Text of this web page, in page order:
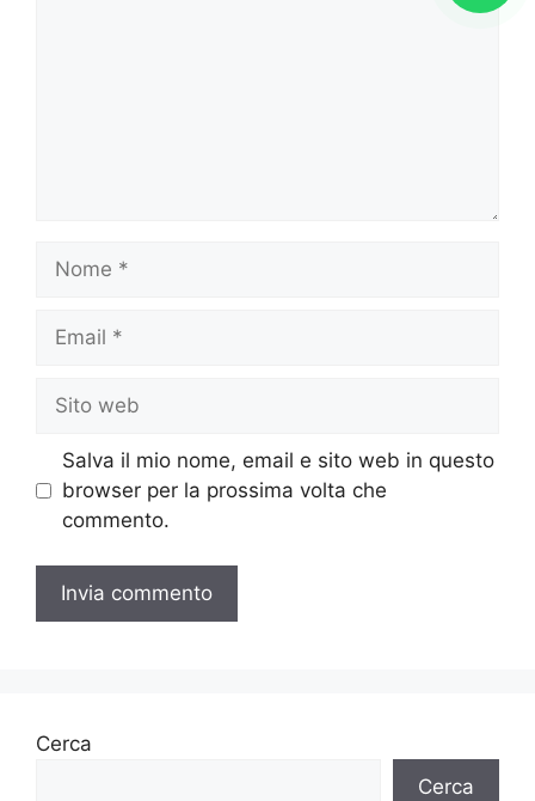
web
Salva il mio nome, email e sito web in questo
browser per la prossima volta che
commento.
Cerca
Cerca